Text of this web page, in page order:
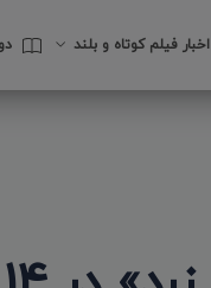
اخبار فیلم کوتاه و بلند